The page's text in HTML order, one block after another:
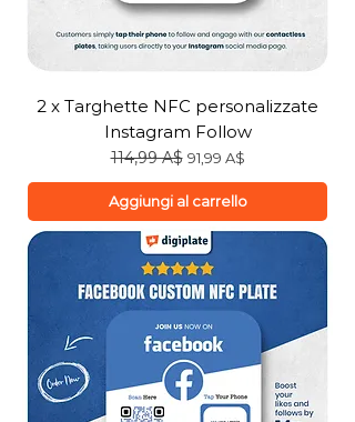
2 x Targhette NFC personalizzate
Instagram Follow
Prezzo regolare
114,99 A$ Prezzo scontato
91,99 A$
Aggiungi al carrello